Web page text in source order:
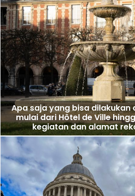
Apa saja yang bisa dilakukan
mulai dari Hôtel de Ville
kegiatan dan alamat